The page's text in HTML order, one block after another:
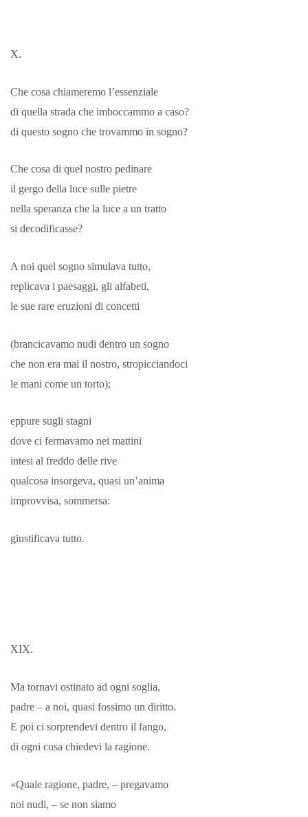
X.
Che cosa chiameremo l’essenziale
di quella strada che imboccammo a caso?
di questo sogno che trovammo in sogno?
Che cosa di quel nostro pedinare
il gergo della luce sulle pietre
nella speranza che la luce a un tratto
si decodificasse?
A noi quel sogno simulava tutto,
replicava i paesaggi, gli alfabeti,
le sue rare eruzioni di concetti
(brancicavamo nudi dentro un sogno
che non era mai il nostro, stropicciandoci
le mani come un torto);
eppure sugli stagni
dove ci fermavamo nei mattini
intesi al freddo delle rive
qualcosa insorgeva, quasi un’anima
improvvisa, sommersa:
giustificava tutto.
XIX.
Ma tornavi ostinato ad ogni soglia,
padre – a noi, quasi fossimo un diritto.
E poi ci sorprendevi dentro il fango,
di ogni cosa chiedevi la ragione.
«Quale ragione, padre, – pregavamo
noi nudi, – se non siamo